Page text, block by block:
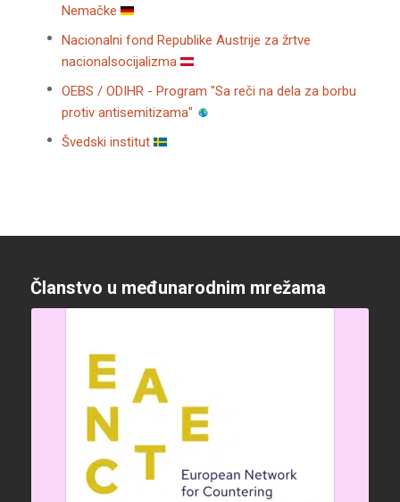
Nemačke
Nacionalni fond Republike Austrije za žrtve
nacionalsocijalizma
OEBS / ODIHR - Program "Sa reči na dela za borbu
protiv antisemitizama"
Švedski institut
Članstvo u međunarodnim mrežama